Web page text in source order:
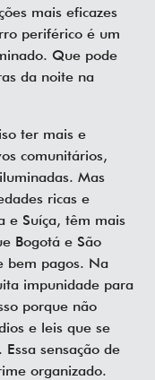
mais eficazes
periférico é um
Que pode
da noite na
ter mais e
comunitários,
Mas
ricas e
e Suíça, têm mais
Bogotá e São
bem pagos. Na
impunidade para
porque não
e leis que se
sensação de
organizado.